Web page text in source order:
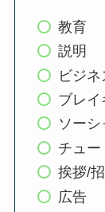
教育
説明
ビジネ
ブレイ
ソー
チュー
挨拶/
広告